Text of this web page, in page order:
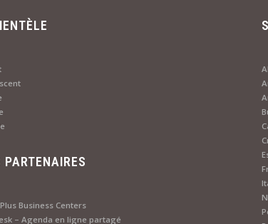
PARTENAIRES
Business Centers
– Agenda en ligne partagé